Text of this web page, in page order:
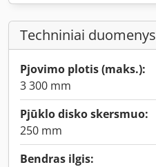
Techniniai duomenys
Pjovimo plotis (maks.):
3 300 mm
Pjūklo disko skersmuo:
250 mm
Bendras ilgis: